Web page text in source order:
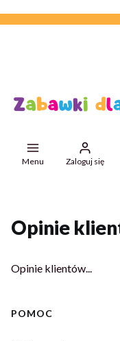
Menu Zaloguj się
Opinie
Opinie klientów...
Linki w stopce
POMOC